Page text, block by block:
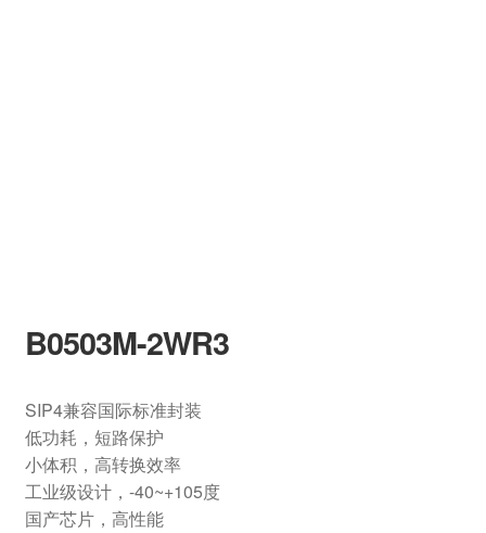
B0503M-2WR3
SIP4兼容国际标准封装
低功耗，短路保护
小体积，高转换效率
工业级设计，-40~+105度
国产芯片，高性能